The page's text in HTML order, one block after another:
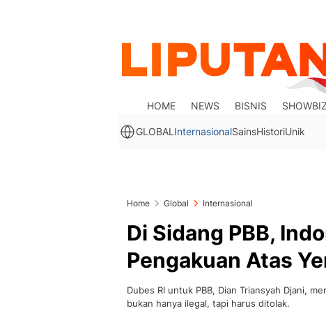
HOME NEWS BISNIS SHOWBIZ
GLOBAL InternasionalSainsHistoriUnik
Home Global Internasional
Di Sidang PBB,
Pengakuan Atas
Dubes RI untuk PBB, Dian Triansyah Djani,
bukan hanya ilegal, tapi harus ditolak.